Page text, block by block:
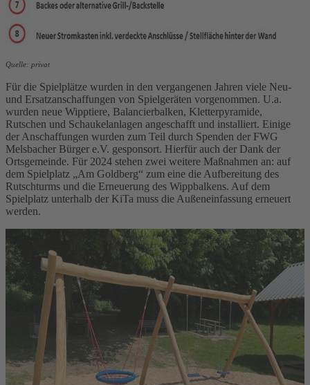
Quelle: privat
Für die Spielplätze wurden in den vergangenen Jahren viele Neu-
und Ersatzanschaffungen von Spielgeräten vorgenommen. U.a.
wurden neue Wipptiere, Balancierbalken, Kletterpyramide,
Rutschen und Schaukelanlagen angeschafft und installiert. Einige
der Anschaffungen wurden zum Teil durch Spenden der FWG
Melsbacher Bürger e.V. gesponsort. Hierfür auch der Dank der
Ortsgemeinde. Für 2024 stehen zwei weitere Maßnahmen an: auf
dem Spielplatz „Am Goldberg“ zum eine die Aufbereitung des
Rutschturms und die Erneuerung des Wippbalkens. Auf dem
Spielplatz unterhalb der KiTa muss die Außeneinfassung erneuert
werden.